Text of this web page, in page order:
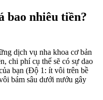
bao nhiêu tiền?
dịch vụ nha khoa cơ bản
chi phí cụ thể sẽ có sự dao
bạn (Độ 1: ít vôi trên bề
bám sâu dưới nướu gây